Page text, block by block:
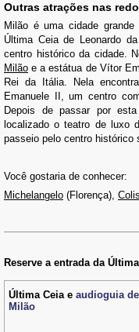
Outras atrações nas
Milão é uma cidade
Última Ceia de Leonardo
centro histórico da cidade.
Milão e a estátua de Vítor
Rei da Itália. Nela
Emanuele II, um centro
Depois de passar por
localizado o teatro de luxo
passeio pelo centro histórico
Você gostaria de conhecer:
Michelangelo (Florença),
Reserve a entrada da
Última Ceia e audioguia de
Milão